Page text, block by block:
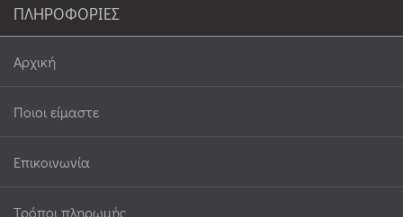
ΠΛΗΡΟΦΟΡΙΕΣ
Αρχική
Ποιοι είμαστε
Επικοινωνία
Τρόποι πληρωμής